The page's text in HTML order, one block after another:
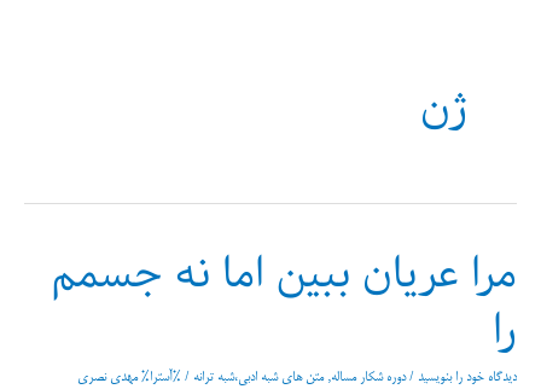
ژن
مرا عریان ببین اما نه جسمم
را
دیدگاه‌ خود را بنویسید /دوره شکار مساله,متن های شبه ادبی،شبه ترانه / %آسترا% مهدی نصری